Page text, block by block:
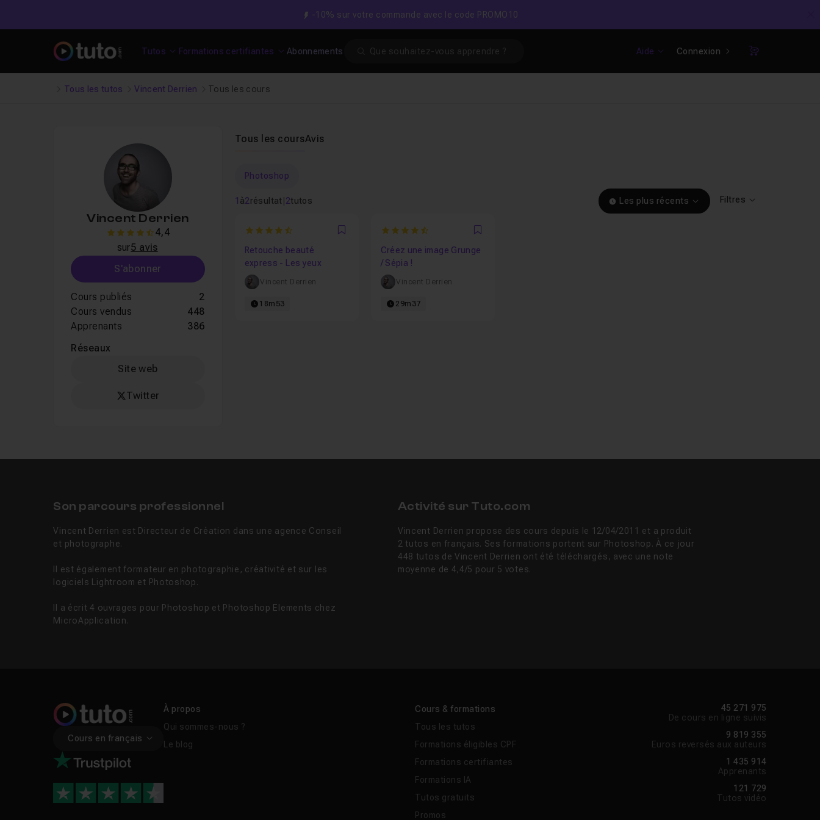
-10% sur votre commande avec le code PROMO10
Tutos Formations certifiantes Abonnements Aide Connexion
Panier
Tous les tutos Vincent Derrien Tous les cours
Vincent Derrien
4.4
4,4
sur5 avis
S'abonner
Cours publiés
2
Cours vendus
448
Apprenants
386
Réseaux
Site web
Twitter
Tous les coursAvis
Photoshop
1 à2résultat 2tutos Les plus récents Filtres
4.3333333333333 Favori
Retouche beauté
express - Les yeux
Vincent Derrien
18m53
4.3333333333333 Favori
Créez une image Grunge
/ Sépia !
Vincent Derrien
29m37
Son parcours professionnel
Vincent Derrien est Directeur de Création dans une agence Conseil
et photographe.
Il est également formateur en photographie, créativité et sur les
logiciels Lightroom et Photoshop.
Il a écrit 4 ouvrages pour Photoshop et Photoshop Elements chez
MicroApplication.
Activité sur Tuto.com
Vincent Derrien propose des cours depuis le 12/04/2011 et a produit
2 tutos en français. Ses formations portent sur Photoshop. À ce jour
448 tutos de Vincent Derrien ont été téléchargés, avec une note
moyenne de 4,4/5 pour 5 votes.
Cours en français
À propos
Qui sommes-nous ?
Le blog
Cours & formations
Tous les tutos
Formations éligibles CPF
Formations certifiantes
Formations IA
Tutos gratuits
Promos
45 271 975
De cours en ligne suivis
9 819 355
Euros reversés aux auteurs
1 435 914
Apprenants
121 729
Tutos vidéo